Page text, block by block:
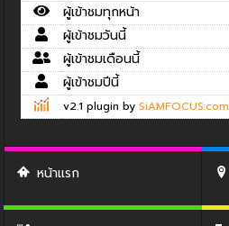
ผู้เข้าชมทุกหน้า
ผู้เข้าชมวันนี้
ผู้เข้าชมเดือนนี้
ผู้เข้าชมปีนี้
v2.1 plugin by SiAMFOCUS.com
หน้าแรก